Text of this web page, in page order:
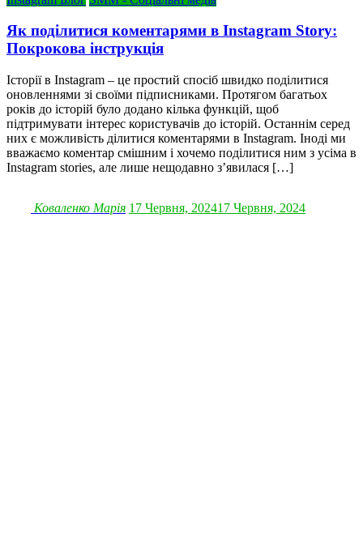
Як поділитися коментарями в Instagram Story:
Покрокова інструкція
Історії в Instagram – це простий спосіб швидко поділитися
оновленнями зі своїми підписниками. Протягом багатьох
років до історій було додано кілька функцій, щоб
підтримувати інтерес користувачів до історій. Останнім серед
них є можливість ділитися коментарями в Instagram. Іноді ми
вважаємо коментар смішним і хочемо поділитися ним з усіма в
Instagram stories, але лише нещодавно з’явилася […]
Коваленко Марія 17 Червня, 202417 Червня, 2024